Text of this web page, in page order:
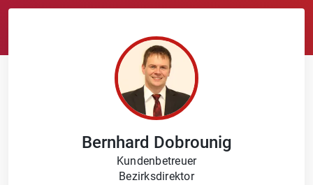
Bernhard Dobrounig
Kundenbetreuer
Bezirksdirektor